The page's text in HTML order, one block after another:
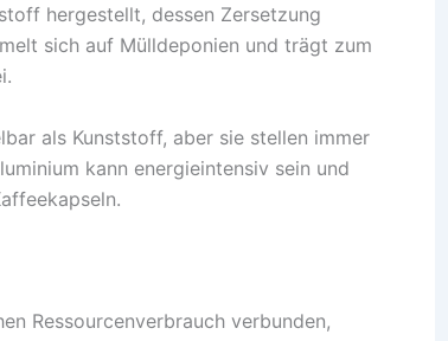
hergestellt, dessen Zersetzung
sich auf Mülldeponien und trägt zum
als Kunststoff, aber sie stellen immer
kann energieintensiv sein und
Ressourcenverbrauch verbunden,